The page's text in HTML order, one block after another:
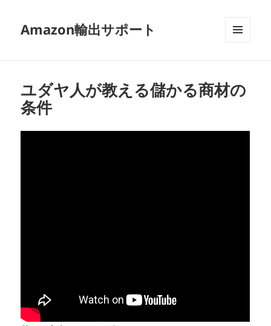
Amazon輸出サポート
ユダヤ人が教える儲かる商材の
条件